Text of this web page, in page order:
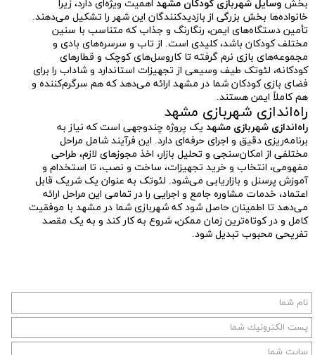
بخش وسایل شهربازی کودکان مشهد اهمیت ویژه‌ای دارد، زیرا
خانواده‌ها بخش بزرگی از بازدیدکنندگان این شهر را تشکیل می‌دهند.
تأمین دستگاه‌های ایمن، رنگارنگ و جذاب که متناسب با سنین
مختلف کودکان باشد، کلیدی است. از تاب و سرسره‌های بادی و
مجموعه‌های بازی نرم گرفته تا کاروسل‌های کوچک و قطارهای
کودکانه، لئوتک طیف وسیعی از تجهیزات استاندارد و شاداب را برای
فضای بازی کودکان شما در مشهد ارائه می‌دهد که هم سرگرم‌کننده و
هم کاملاً ایمن هستند.
راه‌اندازی شهربازی مشهد
راه‌اندازی شهربازی مشهد یک پروژه چندوجهی است که نیاز به
برنامه‌ریزی دقیق و اجرای حرفه‌ای دارد. این فرآیند شامل مراحل
مختلفی از امکان‌سنجی و تحلیل بازار، اخذ مجوزهای لازم، طراحی
مفهومی، انتخاب و خرید تجهیزات، ساخت و نصب، تا استخدام و
آموزش پرسنل و بازاریابی می‌شود. لئوتک به عنوان یک شریک قابل
اعتماد، خدمات مشاوره جامع و اجرایی را در تمامی این مراحل ارائه
می‌دهد تا اطمینان حاصل شود که شهربازی شما در مشهد با موفقیت
کامل و در کوتاه‌ترین زمان ممکن، شروع به کار کند و به یک مقصد
تفریحی محبوب تبدیل شود.